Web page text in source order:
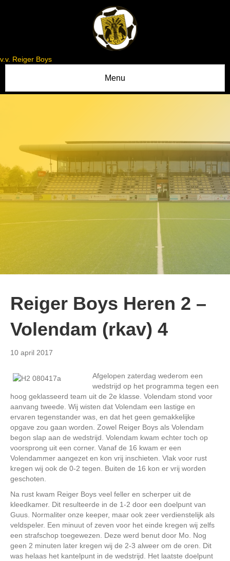
v.v. Reiger Boys
Menu
Reiger Boys Heren 2 –
Volendam (rkav) 4
10 april 2017
Afgelopen zaterdag wederom een
wedstrijd op het programma tegen een
hoog geklasseerd team uit de 2e klasse. Volendam stond voor
aanvang tweede. Wij wisten dat Volendam een lastige en
ervaren tegenstander was, en dat het geen gemakkelijke
opgave zou gaan worden. Zowel Reiger Boys als Volendam
begon slap aan de wedstrijd. Volendam kwam echter toch op
voorsprong uit een corner. Vanaf de 16 kwam er een
Volendammer aangezet en kon vrij inschieten. Vlak voor rust
kregen wij ook de 0-2 tegen. Buiten de 16 kon er vrij worden
geschoten.
Na rust kwam Reiger Boys veel feller en scherper uit de
kleedkamer. Dit resulteerde in de 1-2 door een doelpunt van
Guus. Normaliter onze keeper, maar ook zeer verdienstelijk als
veldspeler. Een minuut of zeven voor het einde kregen wij zelfs
een strafschop toegewezen. Deze werd benut door Mo. Nog
geen 2 minuten later kregen wij de 2-3 alweer om de oren. Dit
was helaas het kantelpunt in de wedstrijd. Het laatste doelpunt